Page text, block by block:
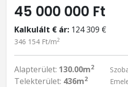
45 000 000 Ft
Kalkulált € ár: 124 309 €
346 154 Ft/m2
Alapterület: 130.00m2
Telekterület: 436m2